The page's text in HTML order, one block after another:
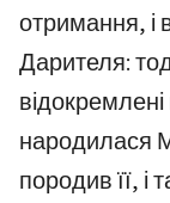
отримання, і
Дарителя:
відокремлені
народилася
породив її,